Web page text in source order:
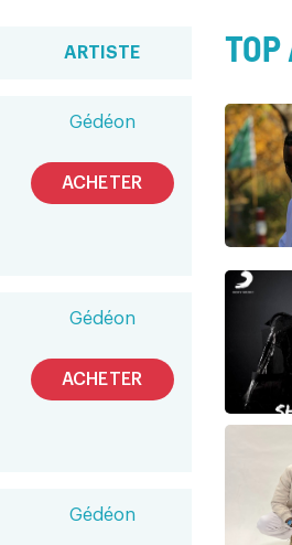
ARTISTE
Gédéon
ACHETER
Gédéon
ACHETER
Gédéon
TOP